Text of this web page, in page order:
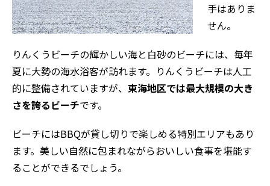
手はありま
せん。
りんくうビーチの輝かしい海と白砂のビーチには、毎年
夏に大勢の海水浴客が訪れます。りんくうビーチは人工
的に整備されていますが、 東海地区では最大規模の大き
さを誇るビーチです。
ビーチにはBBQが貸し切りで楽しめる特別エリアもあり
ます。美しい自然に包まれながらおいしい食事を堪能す
ることができるでしょう。